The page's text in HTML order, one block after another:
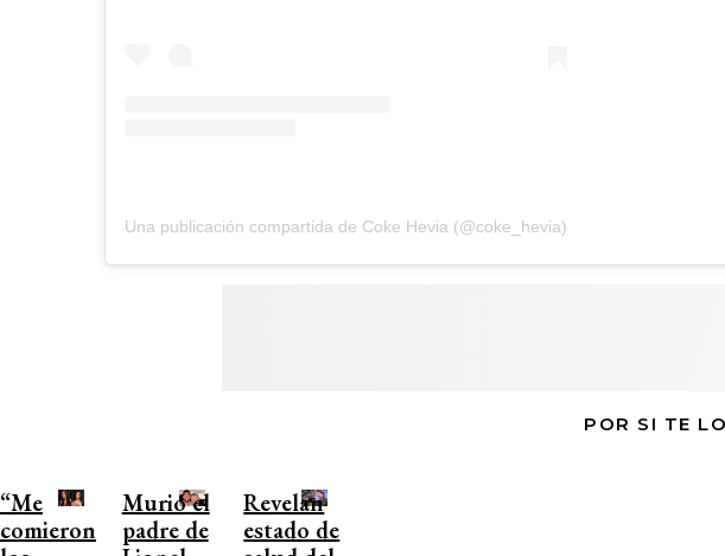
Una publicación compartida de Coke Hevia (@coke_hevia)
POR SI TE
“Me
comieron
Murió el
padre de
Revelan
estado de